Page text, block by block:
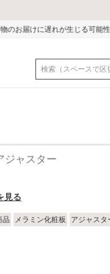
可能性がございます。ご迷惑
ジャスター
見る
品 メラミン化粧板 アジャスタ